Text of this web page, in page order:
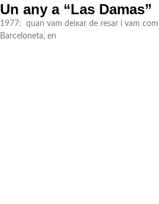
Un any a “Las Damas”
1977: quan vam deixar de resar i vam
Barceloneta, en